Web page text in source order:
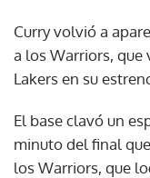
Curry volvió a
a los Warriors, que
Lakers en su
El base clavó un
minuto del final
los Warriors, que